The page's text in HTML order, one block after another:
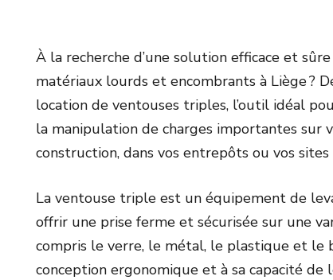
À la recherche d’une solution efficace et
matériaux lourds et encombrants à Liège ?
location de ventouses triples, l’outil idéal
la manipulation de charges importantes sur
construction, dans vos entrepôts ou vos
La ventouse triple est un équipement de
offrir une prise ferme et sécurisée sur une
compris le verre, le métal, le plastique et le
conception ergonomique et à sa capacité de